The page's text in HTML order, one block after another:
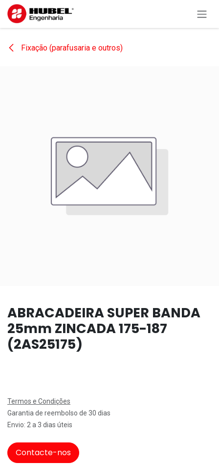
Pular para o conteúdo
Fixação (parafusaria e outros)
ABRACADEIRA SUPER BANDA
25mm ZINCADA 175-187
(2AS25175)
Termos e Condições
Garantia de reembolso de 30 dias
Envio: 2 a 3 dias úteis
Contacte-nos